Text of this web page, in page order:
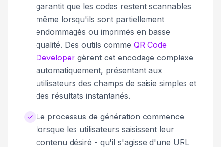
garantit que les codes restent scannables
même lorsqu'ils sont partiellement
endommagés ou imprimés en basse
qualité. Des outils comme QR Code
Developer gèrent cet encodage complexe
automatiquement, présentant aux
utilisateurs des champs de saisie simples et
des résultats instantanés.
Le processus de génération commence
lorsque les utilisateurs saisissent leur
contenu désiré - qu'il s'agisse d'une URL